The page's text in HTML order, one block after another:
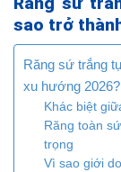
sao trở
Răng sứ trắng
xu hướng 2026?
Khác biệt
Răng toàn
trọng
Vì sao giới